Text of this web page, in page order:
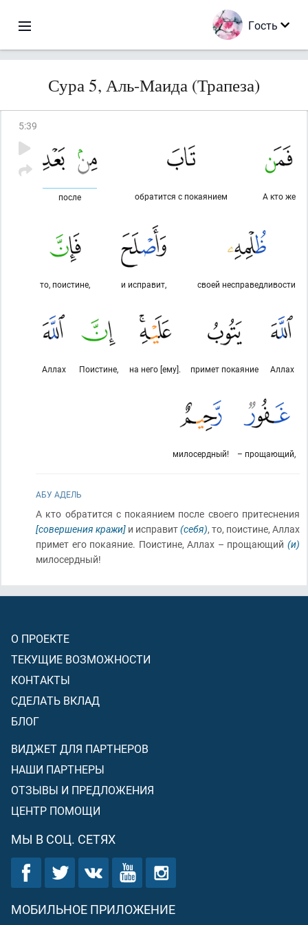
Гость
Сура 5, Аль-Маида (Трапеза)
5:39
А кто же
обратится с покаянием
после
своей несправедливости
и исправит,
то, поистине,
Аллах
примет покаяние
на него [ему].
Поистине,
Аллах
– прощающий,
милосердный!
АБУ АДЕЛЬ
А кто обратится с покаянием после своего притеснения
[совершения кражи] и исправит(себя), то, поистине, Аллах
примет его покаяние. Поистине, Аллах – прощающий (и)
милосердный!
О ПРОЕКТЕ
ТЕКУЩИЕ ВОЗМОЖНОСТИ
КОНТАКТЫ
СДЕЛАТЬ ВКЛАД
БЛОГ
ВИДЖЕТ ДЛЯ ПАРТНЕРОВ
НАШИ ПАРТНЕРЫ
ОТЗЫВЫ И ПРЕДЛОЖЕНИЯ
ЦЕНТР ПОМОЩИ
МЫ В СОЦ. СЕТЯХ
МОБИЛЬНОЕ ПРИЛОЖЕНИЕ